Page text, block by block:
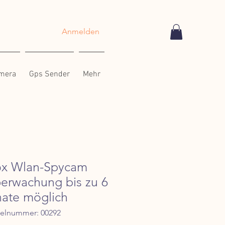
Anmelden
Gps Sender Mehr
Wlan-Spycam
bis zu 6
möglich
00292